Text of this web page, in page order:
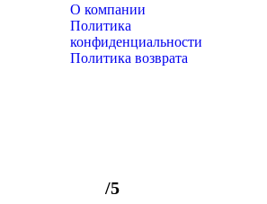
О компании
Политика
конфиденциальности
Политика возврата
/5